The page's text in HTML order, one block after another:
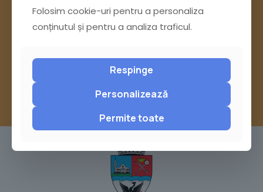
Pagina Contact
Folosim cookie-uri pentru a personaliza
conținutul și pentru a analiza traficul.
Respinge
Personalizează
Permite toate